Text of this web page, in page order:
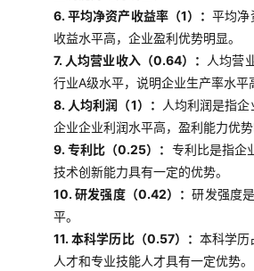
6. 平均净资产收益率（1）：平均净
收益水平高，企业盈利优势明显。
7. 人均营业收入（0.64）：
人均营
行业A级水平，说明企业生产率水平
8. 人均利润（1）：
人均利润是指
企业企业利润水平高，盈利能力优势
9. 专利比（0.25）： 专利比是指企
技术创新能力具有一定的优势。
10. 研发强度（0.42）：研发强度
平。
11. 本科学历比（0.57）： 本科学历
人才和专业技能人才具有一定优势。